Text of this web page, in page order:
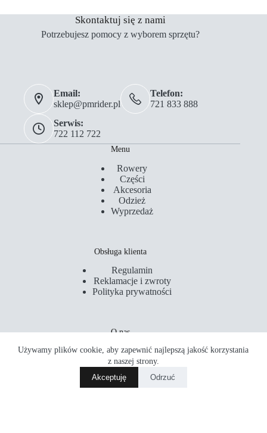
Używamy plików cookie, aby zapewnić najlepszą jakość korzystania
z naszej strony.
Akceptuję
Odrzuć
Skontaktuj się z nami
Potrzebujesz pomocy z wyborem sprzętu?
Email:
sklep@pmrider.pl
Telefon:
721 833 888
Serwis:
722 112 722
Menu
Rowery
Części
Akcesoria
Odzież
Wyprzedaż
Obsługa klienta
Regulamin
Reklamacje i zwroty
Polityka prywatności
O nas
Kontakt
Serwis
Sklepy
Akademia Rowerowa